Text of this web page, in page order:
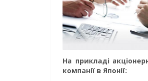
На прикладі
компанії в Японії: